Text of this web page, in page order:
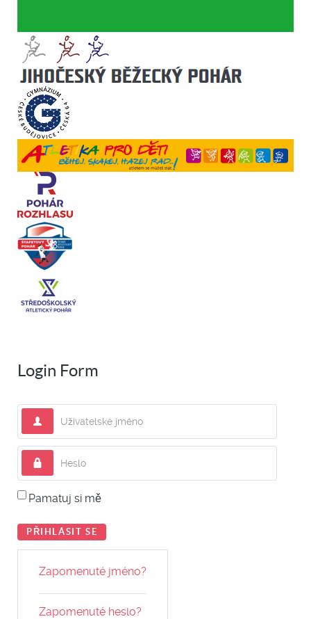
Login Form
Uživatelské jméno
Heslo
Pamatuj si mě
PŘIHLÁSIT SE
Zapomenuté jméno?
Zapomenuté heslo?